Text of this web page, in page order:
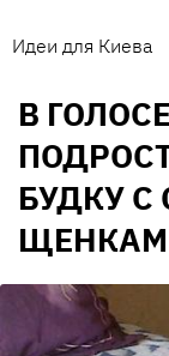
Идеи для Киева
В
БУДКУ С